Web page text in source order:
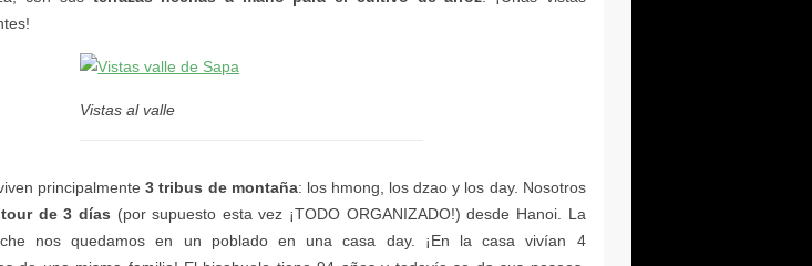
Vistas al valle
3 tribus de montaña
tour de 3 días